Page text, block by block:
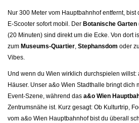
Nur 300 Meter vom Hauptbahnhof entfernt, bist
E-Scooter sofort mobil. Der Botanische Garten
(20 Minuten) sind direkt um die Ecke. Von dort
zum Museums-Quartier, Stephansdom oder
Vibes.
Und wenn du Wien wirklich durchspielen willst:
Häuser. Unser a&o Wien Stadthalle bringt dich
Event-Szene, während das a&o Wien
Zentrumsnähe ist. Kurz gesagt: Ob Kulturtrip,
vom a&o Wien Hauptbahnhof bist du überall